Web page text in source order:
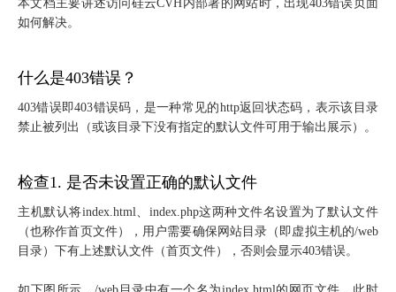
本文档主要讲述访问硅云CVH内部署的网站时，出现403错误页面
如何解决。
什么是403错误？
403错误即403错误码，是一种常见的http返回状态码，表示该目录
禁止被列出（或该目录下没有指定的默认文件可用于输出展示）。
检查1. 是否未设置正确的默认文件
主机默认将index.html、index.php这两种文件名设置为了默认文件
（也称作首页文件），用户需要确保网站目录（即虚拟主机的/web
目录）下有上述默认文件（首页文件），否则会显示403错误。